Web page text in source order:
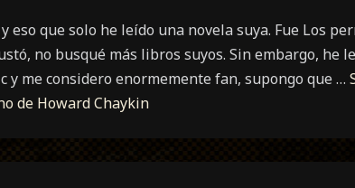
eso que solo he leído una novela suya. Fue Los
no busqué más libros suyos. Sin embargo, he
y me considero enormemente fan, supongo que …
de Howard Chaykin